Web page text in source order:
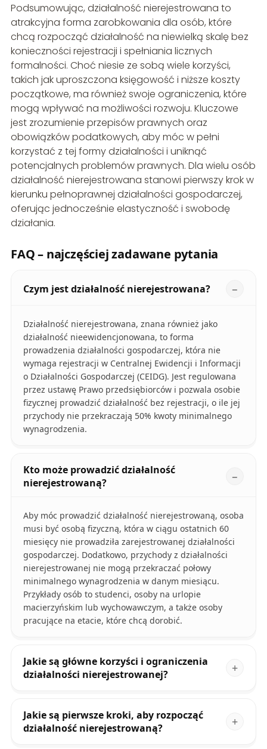
Podsumowując, działalność nierejestrowana to
atrakcyjna forma zarobkowania dla osób, które
chcą rozpocząć działalność na niewielką skalę bez
konieczności rejestracji i spełniania licznych
formalności. Choć niesie ze sobą wiele korzyści,
takich jak uproszczona księgowość i niższe koszty
początkowe, ma również swoje ograniczenia, które
mogą wpływać na możliwości rozwoju. Kluczowe
jest zrozumienie przepisów prawnych oraz
obowiązków podatkowych, aby móc w pełni
korzystać z tej formy działalności i uniknąć
potencjalnych problemów prawnych. Dla wielu osób
działalność nierejestrowana stanowi pierwszy krok w
kierunku pełnoprawnej działalności gospodarczej,
oferując jednocześnie elastyczność i swobodę
działania.
FAQ – najczęściej zadawane pytania
Czym jest działalność nierejestrowana?
Działalność nierejestrowana, znana również jako
działalność nieewidencjonowana, to forma
prowadzenia działalności gospodarczej, która nie
wymaga rejestracji w Centralnej Ewidencji i Informacji
o Działalności Gospodarczej (CEIDG). Jest regulowana
przez ustawę Prawo przedsiębiorców i pozwala osobie
fizycznej prowadzić działalność bez rejestracji, o ile jej
przychody nie przekraczają 50% kwoty minimalnego
wynagrodzenia.
Kto może prowadzić działalność
nierejestrowaną?
Aby móc prowadzić działalność nierejestrowaną, osoba
musi być osobą fizyczną, która w ciągu ostatnich 60
miesięcy nie prowadziła zarejestrowanej działalności
gospodarczej. Dodatkowo, przychody z działalności
nierejestrowanej nie mogą przekraczać połowy
minimalnego wynagrodzenia w danym miesiącu.
Przykłady osób to studenci, osoby na urlopie
macierzyńskim lub wychowawczym, a także osoby
pracujące na etacie, które chcą dorobić.
Jakie są główne korzyści i ograniczenia
działalności nierejestrowanej?
Jakie są pierwsze kroki, aby rozpocząć
działalność nierejestrowaną?